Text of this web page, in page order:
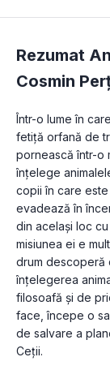
Rezumat
Cosmin
Într-o lume în
fetiţă orfană de
pornească într-o
înţelege
copii în care
evadează în
din același loc
misiunea ei e
drum descoperă
înţelegerea
filosoafă și de
face, începe o
de salvare a
Ceţii.